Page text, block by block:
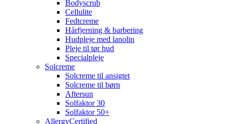
Bodyscrub
Cellulite
Fedtcreme
Hårfjerning & barbering
Hudpleje med lanolin
Pleje til tør hud
Specialpleje
Solcreme
Solcreme til ansigtet
Solcreme til børn
Aftersun
Solfaktor 30
Solfaktor 50+
AllergyCertified